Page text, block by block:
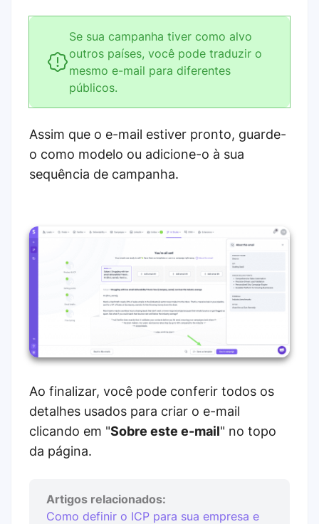
Se sua campanha tiver como alvo
outros países, você pode traduzir o
mesmo e-mail para diferentes
públicos.
Assim que o e-mail estiver pronto, guarde-
o como modelo ou adicione-o à sua
sequência de campanha.
Ao finalizar, você pode conferir todos os
detalhes usados para criar o e-mail
clicando em "Sobre este e-mail" no topo
da página.
Artigos relacionados:
Como definir o ICP para sua empresa e